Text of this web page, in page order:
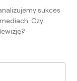
sukces
Czy